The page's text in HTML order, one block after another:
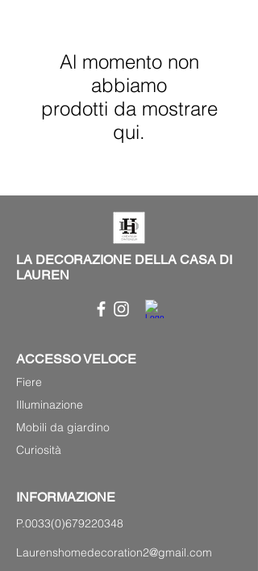
Al momento non
abbiamo
prodotti da mostrare
qui.
LA DECORAZIONE DELLA CASA DI
LAUREN
ACCESSO VELOCE
Fiere
Illuminazione
Mobili da giardino
Curiosità
INFORMAZIONE
P.0033(0)679220348
Laurenshomedecoration2@gmail.com